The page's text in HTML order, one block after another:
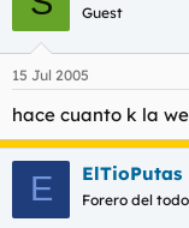
a
d
o
r
e
l
t
e
a
i
n
c
i
o
Guest
15 Jul 2005
hace cuanto k la
E ElTioPutas
Forero del